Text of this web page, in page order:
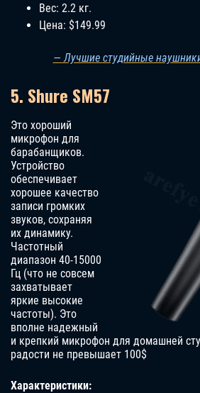
Вес: 2.2 кг.
Цена: $149.99
— Лучшие студийные
5. Shure SM57
Это хороший
микрофон для
барабанщиков.
Устройство
обеспечивает
хорошее качество
записи громких
звуков, сохраняя
их динамику.
Частотный
диапазон 40-15000
Гц (что не совсем
захватывает
яркие высокие
частоты). Это
вполне надежный
и крепкий микрофон для домашней
радости не превышает 100$
Характеристики: